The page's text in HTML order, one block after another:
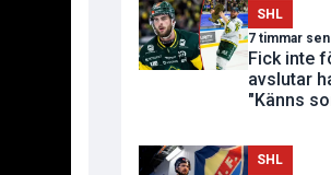
SHL
7 timmar sen
Fick inte
avslutar
"Känns
SHL